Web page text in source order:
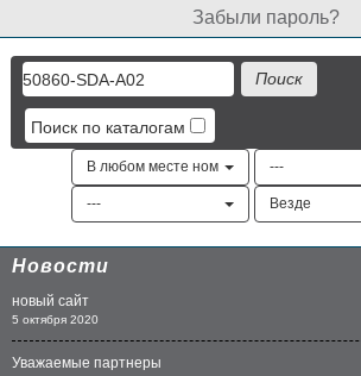
Забыли пароль?
Новости
новый сайт
5 октября 2020
Уважаемые партнеры
Поиск по каталогам
В любом месте номера ---
--- Везде